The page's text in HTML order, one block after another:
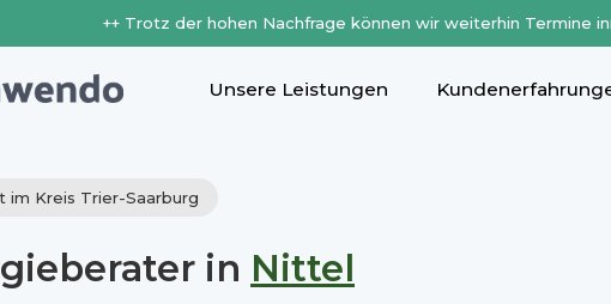
++ Trotz der hohen Nachfrage können wir weiterhin Termine
Unsere Leistungen
im Kreis Trier-Saarburg
in Nittel